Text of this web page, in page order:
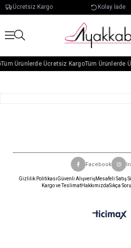
Ücretsiz Kargo Kolay İade
Tüm Ürünlerde Ücretsiz KargoTüm Ürünlerde
Facebook
Gizlilik PolitikasıGüvenli AlışverişMesafeli Satış
Kargo ve TeslimatHakkımızdaSıkça